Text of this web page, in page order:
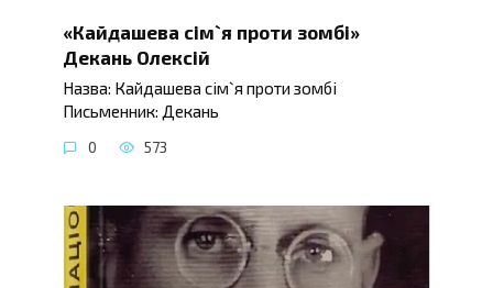
«Кайдашева сім`я проти зомбі»
Декань Олексій
Назва: Кайдашева сім`я проти зомбі
Письменник: Декань
0 573